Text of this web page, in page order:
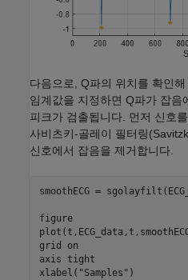
다음으로, Q파의 위치를 확인
임계값을 지정하면 Q파가 잡음
피크가 검출됩니다. 먼저 신호
사비츠키-골레이 필터링
신호에서 잡음을 제거합니다.
smoothECG =
figure
grid
on
axis tight
xlabel( "Samples" )